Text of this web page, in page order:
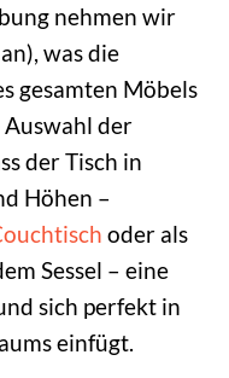
nehmen wir
was die
gesamten Möbels
der
der Tisch in
Höhen –
oder als
Sessel – eine
sich perfekt in
einfügt.